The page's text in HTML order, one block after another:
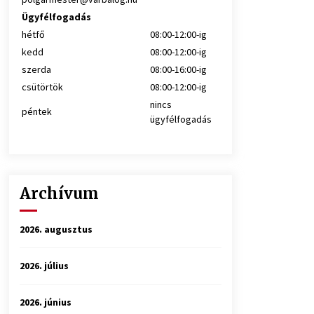
Ügyfélfogadás
hétfő
08:00-12:00-ig
kedd
08:00-12:00-ig
szerda
08:00-16:00-ig
csütörtök
08:00-12:00-ig
péntek
nincs
ügyfélfogadás
Archívum
2026. augusztus
2026. július
2026. június